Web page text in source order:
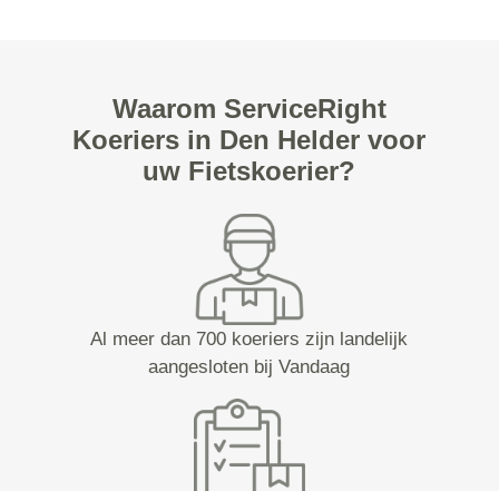
Waarom ServiceRight
Koeriers in Den Helder voor
uw Fietskoerier?
Al meer dan 700 koeriers zijn landelijk
aangesloten bij Vandaag